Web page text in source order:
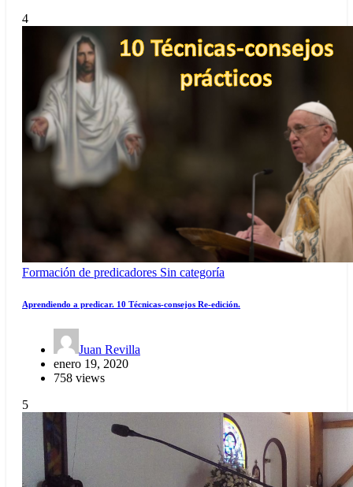
4
Formación de predicadores Sin categoría
Aprendiendo a predicar. 10 Técnicas-consejos Re-edición.
Juan Revilla
enero 19, 2020
758 views
5